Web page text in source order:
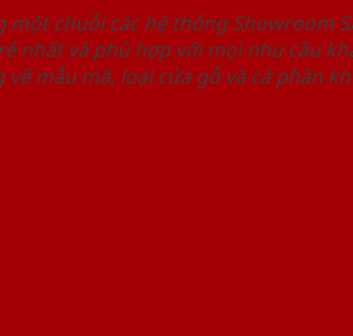
chuỗi các hệ thống Showroom
và phù hợp với mọi nhu cầu
mẫu mã, loại cửa gỗ và cả phân